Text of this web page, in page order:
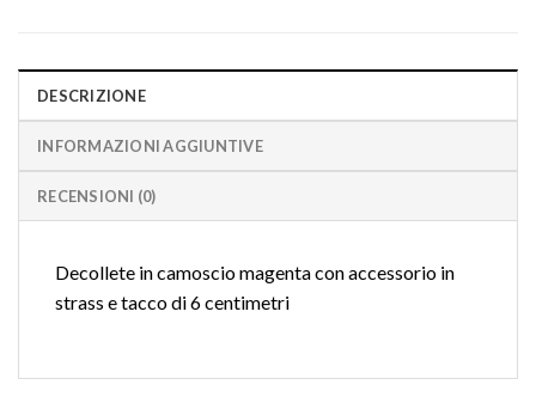
DESCRIZIONE
INFORMAZIONI AGGIUNTIVE
RECENSIONI (0)
Decollete in camoscio magenta con accessorio in
strass e tacco di 6 centimetri